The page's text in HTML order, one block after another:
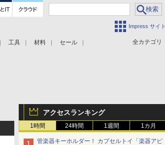
Impress サイト
全カテゴリ
工具 材料 セール
アクセスランキング
1時間 24時間 1週間 1カ月
管楽器キーホルダー！ カプセルトイ「楽器アピ